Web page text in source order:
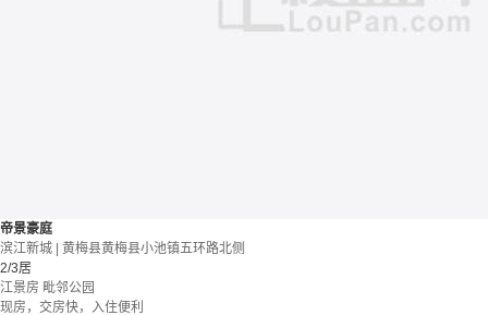
帝景豪庭
滨江新城 | 黄梅县黄梅县小池镇五环路北侧
2/3居
江景房 毗邻公园
现房，交房快，入住便利